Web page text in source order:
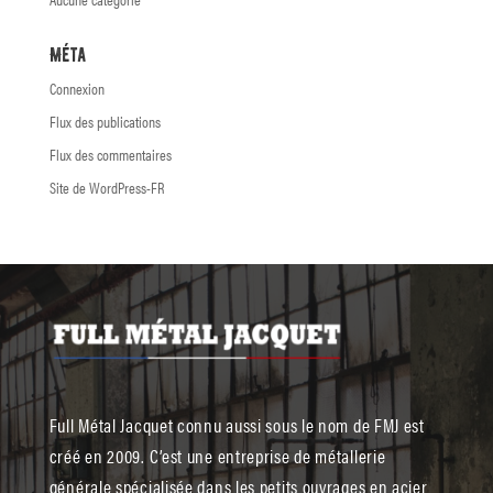
Méta
Connexion
Flux des publications
Flux des commentaires
Site de WordPress-FR
Full Métal Jacquet connu aussi sous le nom de FMJ est
créé en 2009. C’est une entreprise de métallerie
générale spécialisée dans les petits ouvrages en acier